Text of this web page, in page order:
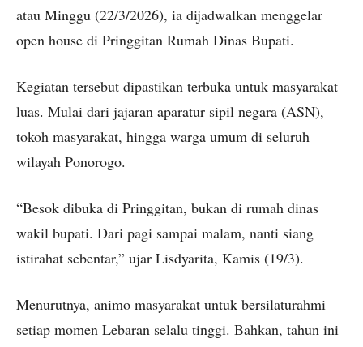
atau Minggu (22/3/2026), ia dijadwalkan menggelar
open house di Pringgitan Rumah Dinas Bupati.
Kegiatan tersebut dipastikan terbuka untuk masyarakat
luas. Mulai dari jajaran aparatur sipil negara (ASN),
tokoh masyarakat, hingga warga umum di seluruh
wilayah Ponorogo.
“Besok dibuka di Pringgitan, bukan di rumah dinas
wakil bupati. Dari pagi sampai malam, nanti siang
istirahat sebentar,” ujar Lisdyarita, Kamis (19/3).
Menurutnya, animo masyarakat untuk bersilaturahmi
setiap momen Lebaran selalu tinggi. Bahkan, tahun ini